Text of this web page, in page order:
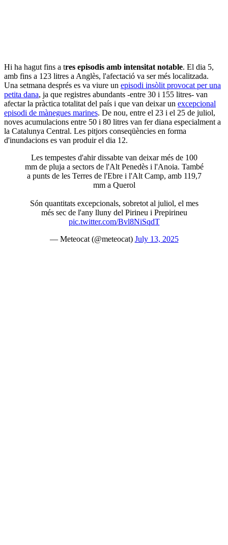
Hi ha hagut fins a tres episodis amb intensitat notable. El dia 5,
amb fins a 123 litres a Anglès, l'afectació va ser més localitzada.
Una setmana després es va viure un episodi insòlit provocat per una
petita dana, ja que registres abundants -entre 30 i 155 litres- van
afectar la pràctica totalitat del país i que van deixar un excepcional
episodi de mànegues marines. De nou, entre el 23 i el 25 de juliol,
noves acumulacions entre 50 i 80 litres van fer diana especialment a
la Catalunya Central. Les pitjors conseqüències en forma
d'inundacions es van produir el dia 12.
Les tempestes d'ahir dissabte van deixar més de 100
mm de pluja a sectors de l'Alt Penedès i l'Anoia. També
a punts de les Terres de l'Ebre i l'Alt Camp, amb 119,7
mm a Querol
Són quantitats excepcionals, sobretot al juliol, el mes
més sec de l'any lluny del Pirineu i Prepirineu
pic.twitter.com/Bvl8NiSqdT
— Meteocat (@meteocat) July 13, 2025